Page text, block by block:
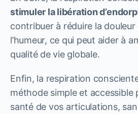
stimuler la libération
contribuer à réduire la
l’humeur, ce qui peut aider à
qualité de vie globale.
Enfin, la respiration
méthode simple et accessible
santé de vos articulations,